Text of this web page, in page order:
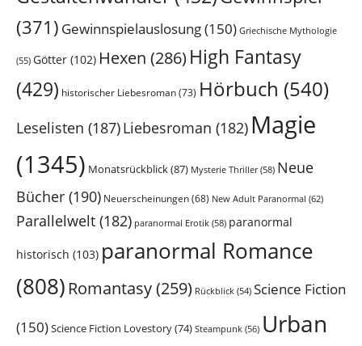
(371) Gewinnspielauslosung(150) Griechische Mythologie
(55) Götter (102) Hexen (286) High Fantasy
(429) historischer Liebesroman(73) Hörbuch (540)
Leselisten (187)Liebesroman (182) Magie
(1345) Monatsrückblick(87) Mysterie Thriller(58) Neue
Bücher (190) Neuerscheinungen(68) New Adult Paranormal (62)
Parallelwelt (182) paranormal Erotik (58) paranormal
historisch (103) paranormal Romance
(808) Romantasy(259) Rückblick (54) Science Fiction
(150)Science Fiction Lovestory(74) Steampunk (56) Urban